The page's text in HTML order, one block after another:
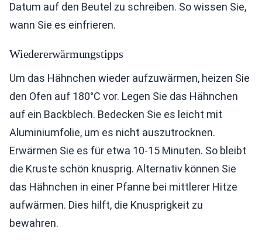
Datum auf den Beutel zu schreiben. So wissen Sie,
wann Sie es einfrieren.
Wiedererwärmungstipps
Um das Hähnchen wieder aufzuwärmen, heizen Sie
den Ofen auf 180°C vor. Legen Sie das Hähnchen
auf ein Backblech. Bedecken Sie es leicht mit
Aluminiumfolie, um es nicht auszutrocknen.
Erwärmen Sie es für etwa 10-15 Minuten. So bleibt
die Kruste schön knusprig. Alternativ können Sie
das Hähnchen in einer Pfanne bei mittlerer Hitze
aufwärmen. Dies hilft, die Knusprigkeit zu
bewahren.